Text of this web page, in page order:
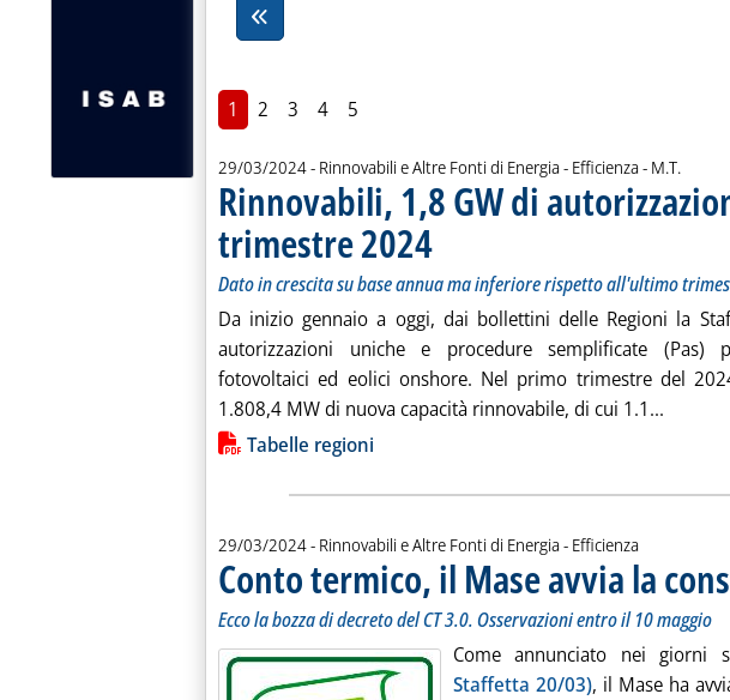
1 2 3 4 5
29/03/2024- Rinnovabili e Altre Fonti di Energia - Efficienza - di:
M.T.
Rinnovabili, 1,8 GW di
trimestre 2024 . Sottotitolo: Dato in crescita su base annua ma
Dato in crescita su base annua ma inferiore rispetto all'ultimo
Da inizio gennaio a oggi, dai bollettini delle Regioni la
autorizzazioni uniche e procedure semplificate (Pas)
fotovoltaici ed eolici onshore. Nel primo trimestre del
1.808,4 MW di nuova capacità rinnovabile, di cui 1.1... Leggi
Lista allegati PDF alla notizia
Tabelle regioni
29/03/2024- Rinnovabili e Altre Fonti di Energia - Efficienza
Conto termico, il Mase avvia la
Ecco la bozza di decreto del CT 3.0. Osservazioni entro il 10 maggio
Come annunciato nei giorni
Staffetta 20/03), il Mase ha